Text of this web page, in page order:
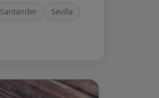
Santander Sevilla